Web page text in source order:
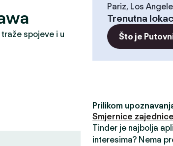
spojeve i u
Pariz, Los
Trenutna
Što je
Prilikom
Smjernice zajednice
Tinder je najbolja
interesima? Nema